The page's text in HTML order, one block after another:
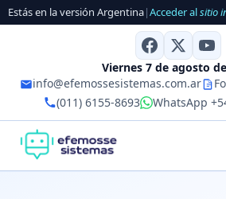
Estás en la versión Argentina|Acceder alsitio
Viernes 7 de agosto
info@efemossesistemas.com.ar
(011) 6155-8693
WhatsApp